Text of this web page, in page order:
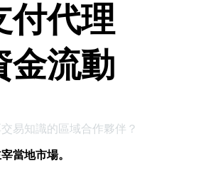
付代理
金流動
易知識的區域合作夥伴？
當地市場。